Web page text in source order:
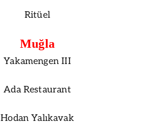
Ritüel
Muğla
Yakamengen III
Ada Restaurant
Hodan Yalıkavak